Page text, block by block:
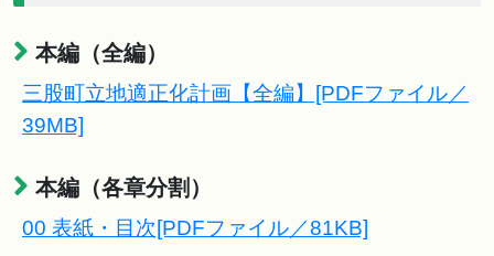
本編（全編）
三股町立地適正化計画【全編】[PDFファイル／
39MB]
本編（各章分割）
00 表紙・目次[PDFファイル／81KB]